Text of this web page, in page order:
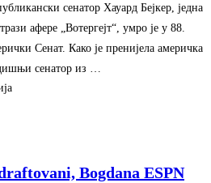
сенатор Хауард Бејкер, једна
афере „Вотергејт“, умро је у 88.
Сенат. Како је пренијела америчка
сенатор из …
Bogdana ESPN